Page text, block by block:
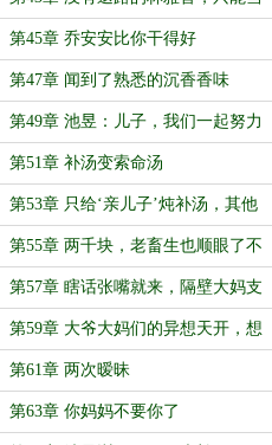
保姆
第45章 乔安安比你干得好
第47章 闻到了熟悉的沉香香味
第49章 池昱：儿子，我们一起努力
第51章 补汤变索命汤
第53章 只给‘亲儿子’炖补汤，其他
人靠边
第55章 两千块，老畜生也顺眼了不
少
第57章 瞎话张嘴就来，隔壁大妈支
棱起来了
第59章 大爷大妈们的异想天开，想
在下面开户
第61章 两次暧昧
第63章 你妈妈不要你了